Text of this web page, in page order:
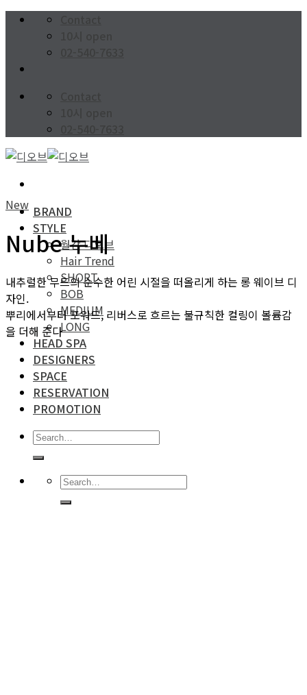
Skip
BRAND
STYLE
월간 디오브
Hair Trend
SHORT
BOB
MEDIUM
LONG
HEAD SPA
DESIGNERS
SPACE
RESERVATION
PROMOTION
New
Nube 누베
내추럴한 무드의 순수한 어린 시절을 떠올리게 하는 롱 웨이브 디
자인.
뿌리에서부터 포워드, 리버스로 흐르는 불규칙한 컬링이 볼륨감
을 더해 준다